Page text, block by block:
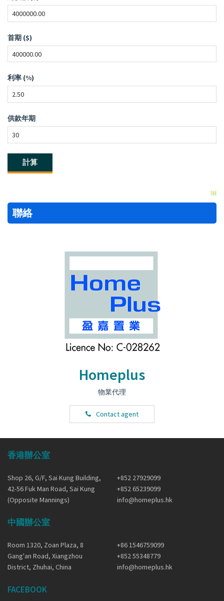
首期 ($)
利率 (%)
供款年期
聯絡
Homeplus
物業代理
Contact agent
香港辦公室
Shop 26, G/F, Sai Kung Building,
42-56 Fuk Man Road, Sai Kung
(Opposite Mannings)
+852 27929099
+852 65239099
info@homeplus.hk
中國辦公室
Room 1320, Zoan Plaza, 8
Gang'an Road, Xiangzhou
District, Zhuhai, China
+86 1546759099
+852 55348779
info@homeplus.hk
FACEBOOK